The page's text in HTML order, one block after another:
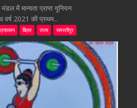
में मान्यता प्राप्त यूनियन
2021 की प्रथम...
बिहार राज्य समस्तीपुर